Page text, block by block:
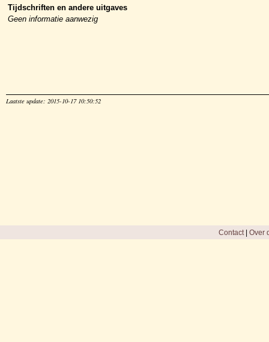
Tijdschriften en andere uitgaves
Geen informatie aanwezig
Laatste update: 2015-10-17 10:50:52
Contact| Over